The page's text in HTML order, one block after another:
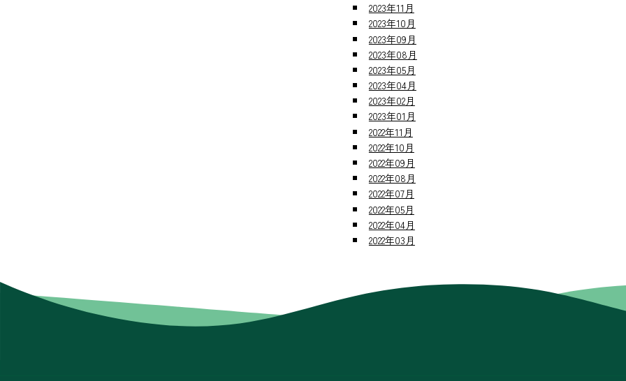
2023年11月
2023年10月
2023年09月
2023年08月
2023年05月
2023年04月
2023年02月
2023年01月
2022年11月
2022年10月
2022年09月
2022年08月
2022年07月
2022年05月
2022年04月
2022年03月